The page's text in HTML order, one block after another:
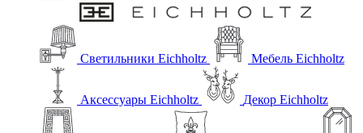
Светильники Eichholtz Мебель Eichholtz
Аксессуары Eichholtz Декор Eichholtz